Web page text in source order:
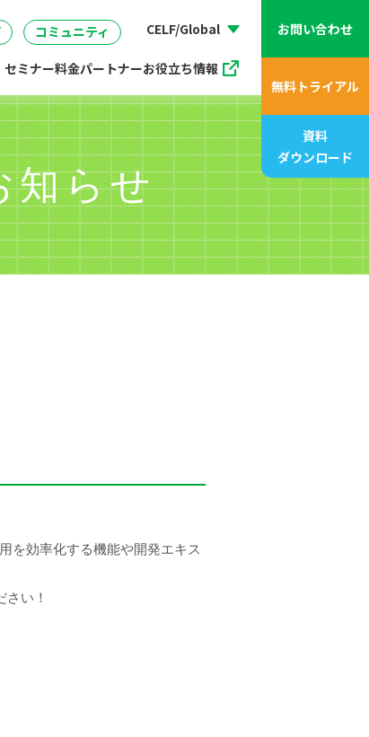
コミュニティ CELF/Global
07企画・マーケティング
セミナー料金パートナー
販売支援プログラム
お役立ち情報
お問い合わせ
無料トライアル
資料
ダウンロード
らせ
を効率化する機能や開発エキス
い！